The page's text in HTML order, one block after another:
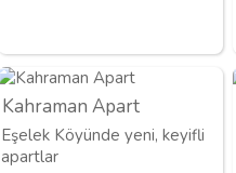
Kahraman Apart
Eşelek Köyünde yeni, keyifli
apartlar